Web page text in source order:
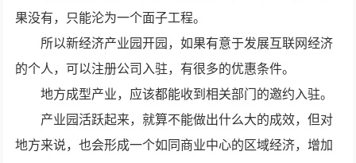
果没有，只能沦为一个面子工程。
所以新经济产业园开园，如果有意于发展互联网经济
的个人，可以注册公司入驻，有很多的优惠条件。
地方成型产业，应该都能收到相关部门的邀约入驻。
产业园活跃起来，就算不能做出什么大的成效，但对
地方来说，也会形成一个如同商业中心的区域经济，增加